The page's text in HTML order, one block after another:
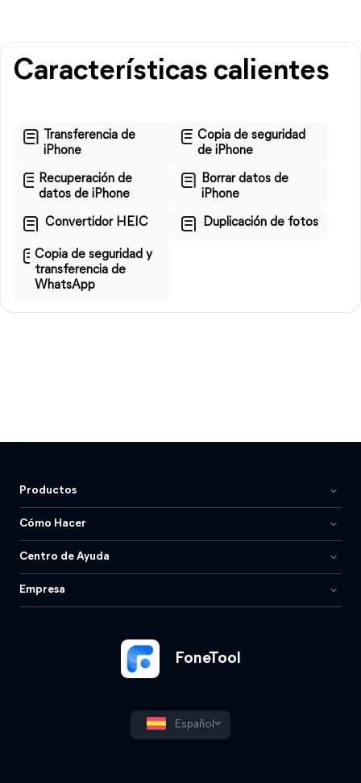
Características calientes
Transferencia de
iPhone
Copia de seguridad
de iPhone
Recuperación de
datos de iPhone
Borrar datos de
iPhone
Convertidor HEIC Duplicación de fotos
Copia de seguridad y
transferencia de
WhatsApp
FoneTool
Español
Productos
Cómo Hacer
Centro de Ayuda
Empresa